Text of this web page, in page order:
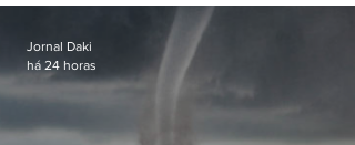
Jornal Daki
há 24 horas